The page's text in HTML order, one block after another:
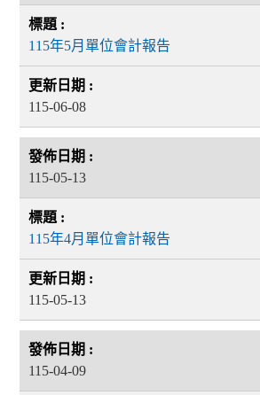
115年5月單位會計報告
115-06-08
115-05-13
115年4月單位會計報告
115-05-13
115-04-09